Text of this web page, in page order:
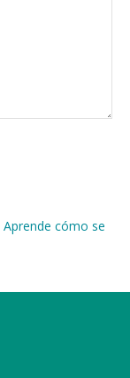
Aprende cómo se